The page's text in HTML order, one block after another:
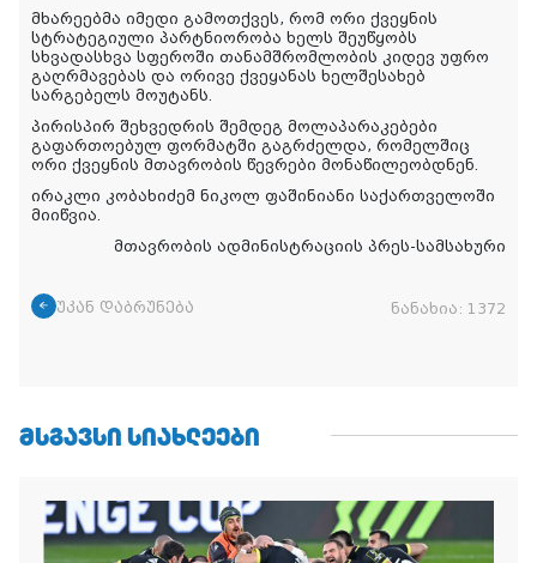
მხარეებმა იმედი გამოთქვეს, რომ ორი ქვეყნის
სტრატეგიული პარტნიორობა ხელს შეუწყობს
სხვადასხვა სფეროში თანამშრომლობის კიდევ უფრო
გაღრმავებას და ორივე ქვეყანას ხელშესახებ
სარგებელს მოუტანს.
პირისპირ შეხვედრის შემდეგ მოლაპარაკებები
გაფართოებულ ფორმატში გაგრძელდა, რომელშიც
ორი ქვეყნის მთავრობის წევრები მონაწილეობდნენ.
ირაკლი კობახიძემ ნიკოლ ფაშინიანი საქართველოში
მიიწვია.
მთავრობის ადმინისტრაციის პრეს-სამსახური
უკან დაბრუნება ნანახია: 1372
ᲛᲡᲒᲐᲕᲡᲘ ᲡᲘᲐᲮᲚᲔᲔᲑᲘ